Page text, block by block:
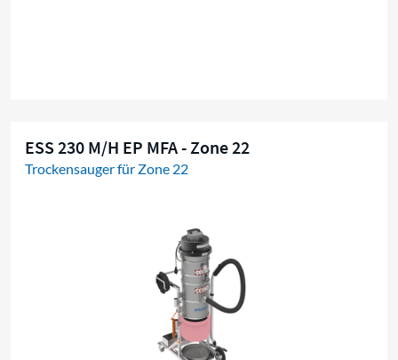
ESS 230 M/H EP MFA - Zone 22
Trockensauger für Zone 22